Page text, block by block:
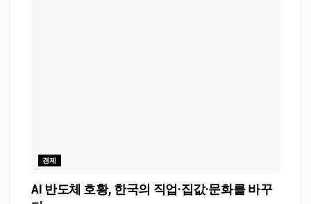
경제
AI 반도체 호황, 한국의 직업·집값·문화를 바꾸